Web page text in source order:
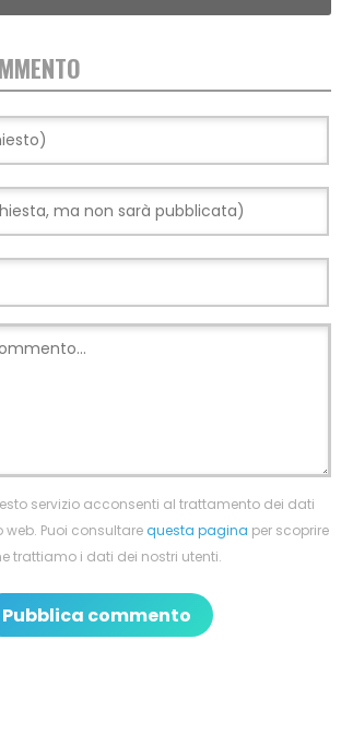
servizio acconsenti al trattamento dei dati
web. Puoi consultarequesta pagina per scoprire
trattiamo i dati dei nostri utenti.